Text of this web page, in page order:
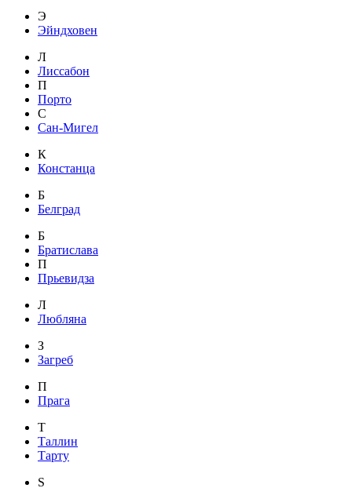
Э
Эйндховен
Л
Лиссабон
П
Порто
С
Сан-Мигел
К
Констанца
Б
Белград
Б
Братислава
П
Прьевидза
Л
Любляна
З
Загреб
П
Прага
Т
Таллин
Тарту
S